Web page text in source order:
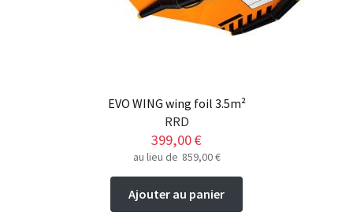
page
du
EVO WING wing foil 3.5m²
RRD
399,00€
au lieu de 859,00€
Ajouter au panier